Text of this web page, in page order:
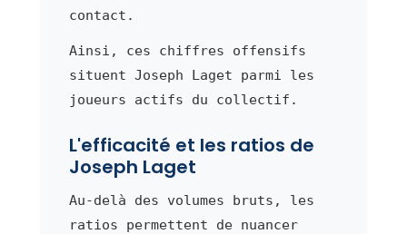
contact.
Ainsi, ces chiffres offensifs
situent Joseph Laget parmi les
joueurs actifs du collectif.
L'efficacité et les ratios de
Joseph Laget
Au-delà des volumes bruts, les
ratios permettent de nuancer